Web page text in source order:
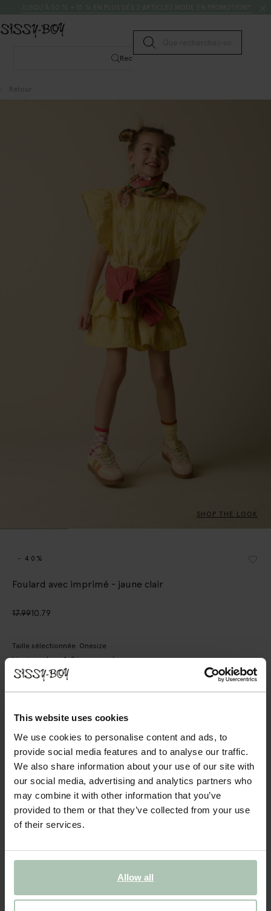
This website uses cookies
We use cookies to personalise content and ads, to
provide social media features and to analyse our traffic.
We also share information about your use of our site with
our social media, advertising and analytics partners who
may combine it with other information that you’ve
provided to them or that they’ve collected from your use
of their services.
Allow all
Lancer la recherche
Rechercher
Retour
SHOP THE LOOK
- 40%
Foulard avec imprimé - jaune clair
17.9910.79
Taille sélectionnée: Onesize
Livraison dans: 1–2 jours ouvrés
Livraison gratuite en magasin
Payer après coup
DESCRIPTION
votre cou. Le foulard en coton est orné d'un imprimé
représentant des citrons. Dimensions : 51x49 cm.